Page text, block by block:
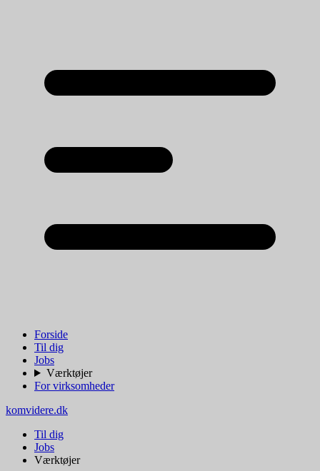
Forside
Til dig
Jobs
Værktøjer
For virksomheder
komvidere.dk
Til dig
Jobs
Værktøjer